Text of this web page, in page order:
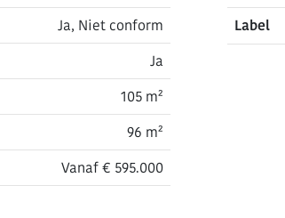
Ja, Niet conform
Ja
105 m²
96 m²
Vanaf € 595.000
Label